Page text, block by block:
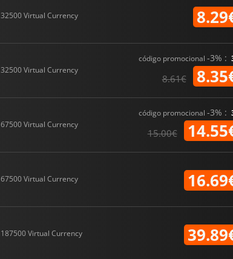
32500 Virtual Currency
32500 Virtual Currency
código promocional -3% :
8.61€
67500 Virtual Currency
código promocional -3% :
15.00€
67500 Virtual Currency
187500 Virtual Currency